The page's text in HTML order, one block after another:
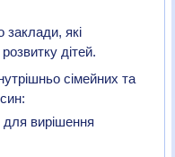
заклади, які
дітей.
сімейних та
для вирішення